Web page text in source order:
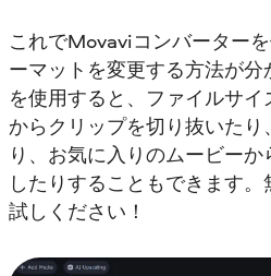
これでMovaviコンバーター
ーマットを変更する方法が
を使用すると、ファイルサ
からクリップを切り抜いた
り、お気に入りのムービー
したりすることもできます
試しください！